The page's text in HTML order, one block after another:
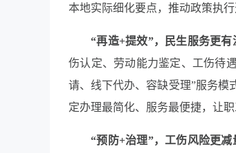
本地实际细化要点，推动政策执
“再造+提效”，民生服务更有
伤认定、劳动能力鉴定、工伤待
请、线下代办、容缺受理”服务模
定办理最简化、服务最便捷，让
“预防+治理”，工伤风险更减